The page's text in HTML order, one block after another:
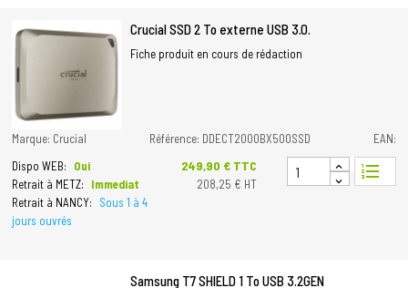
Crucial SSD 2 To externe USB 3.0.
Fiche produit en cours de rédaction
Marque: Crucial Référence: DDECT2000BX500SSD
EAN:
Dispo WEB:
Oui
Retrait à METZ:
Immediat
Retrait à NANCY:
Sous 1 à 4
jours ouvrés
Prix
249,90 € TTC
208,25 € HT
format_list_numbered
Samsung T7 SHIELD 1 To USB 3.2GEN